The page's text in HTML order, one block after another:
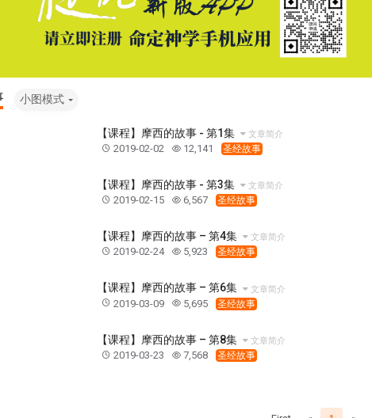
小图模式
【课程】摩西的故事 - 第1集 文章简介
2019-02-02 12,141 圣经故事
【课程】摩西的故事 - 第3集 文章简介
2019-02-15 6,567 圣经故事
【课程】摩西的故事 – 第4集 文章简介
2019-02-24 5,923 圣经故事
【课程】摩西的故事 – 第6集 文章简介
2019-03-09 5,695 圣经故事
【课程】摩西的故事 – 第8集 文章简介
2019-03-23 7,568 圣经故事